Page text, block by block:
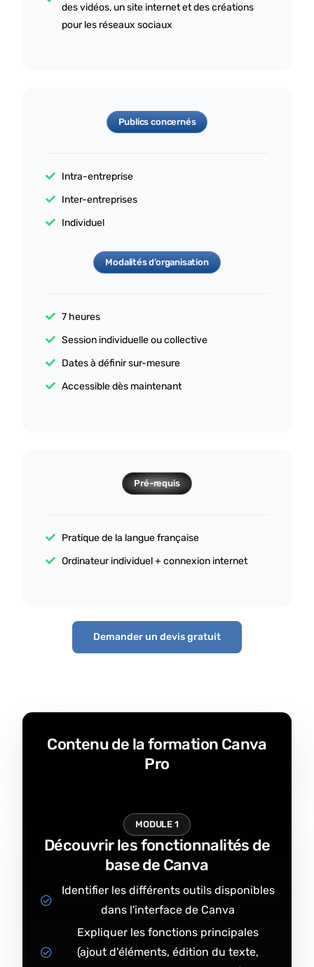
des vidéos, un site internet et des créations
pour les réseaux sociaux
Publics concernés
Intra-entreprise
Inter-entreprises
Individuel
Modalités d’organisation
7 heures
Session individuelle ou collective
Dates à définir sur-mesure
Accessible dès maintenant
Pré-requis
Pratique de la langue française
Ordinateur individuel + connexion internet
Demander un devis gratuit
Contenu de la formation Canva
Pro
MODULE 1
Découvrir les fonctionnalités de
base de Canva
Identifier les différents outils disponibles
dans l'interface de Canva
Expliquer les fonctions principales
(ajout d'éléments, édition du texte,